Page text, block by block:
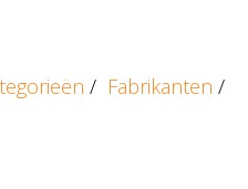
/ Fabrikanten /